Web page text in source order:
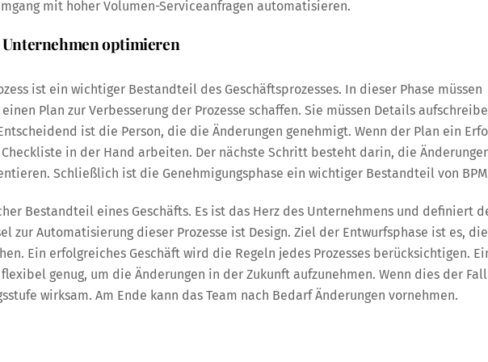
mit hoher Volumen-Serviceanfragen automatisieren.
optimieren
ist ein wichtiger Bestandteil des Geschäftsprozesses. In dieser Phase müssen
Plan zur Verbesserung der Prozesse schaffen. Sie müssen Details
ist die Person, die die Änderungen genehmigt. Wenn der Plan ein
in der Hand arbeiten. Der nächste Schritt besteht darin, die
Schließlich ist die Genehmigungsphase ein wichtiger Bestandteil von
Bestandteil eines Geschäfts. Es ist das Herz des Unternehmens und definiert
zur Automatisierung dieser Prozesse ist Design. Ziel der Entwurfsphase ist es, die
Ein erfolgreiches Geschäft wird die Regeln jedes Prozesses berücksichtigen.
genug, um die Änderungen in der Zukunft aufzunehmen. Wenn dies der Fall
wirksam. Am Ende kann das Team nach Bedarf Änderungen vornehmen.